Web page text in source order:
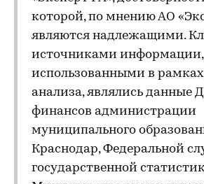
которой, по мнению АО
являются надлежащими.
источниками информации,
использованными в
анализа, являлись данные
финансов администрации
муниципального
Краснодар, Федеральной
государственной